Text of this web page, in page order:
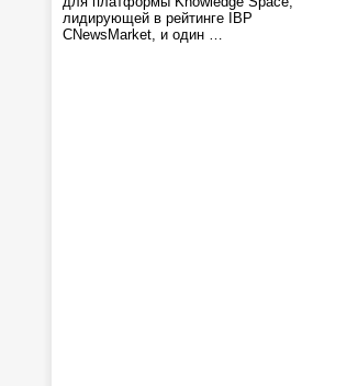
лидирующей в рейтинге IBP
CNewsMarket, и один …